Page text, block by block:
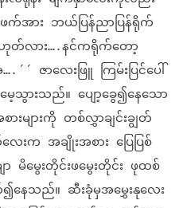
ဖက်အား ဘယ်ပြန်ညာပြန်ရိုက်
လား….နင်ကရိုက်တော့
ဇာလေးဖြူ ကြမ်းပြင်ပေါ်
သွားသည်။ ပျော့ခွေ၍နေသော
များကို တစ်လွှာချင်းချွတ်
က အချိုးအစား ပြေပြစ်
မိမွေးတိုင်းဖမွေးတိုင်း ဖုထစ်
နေသည်။ ဆီးခုံမှအမွှေးနုလေး